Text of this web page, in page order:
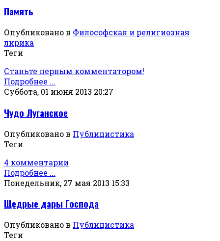
Память
Опубликовано в Философская и религиозная
лирика
Теги
Станьте первым комментатором!
Подробнее ...
Суббота, 01 июня 2013 20:27
Чудо Луганское
Опубликовано в Публицистика
Теги
4 комментарии
Подробнее ...
Понедельник, 27 мая 2013 15:33
Щедрые дары Господа
Опубликовано в Публицистика
Теги